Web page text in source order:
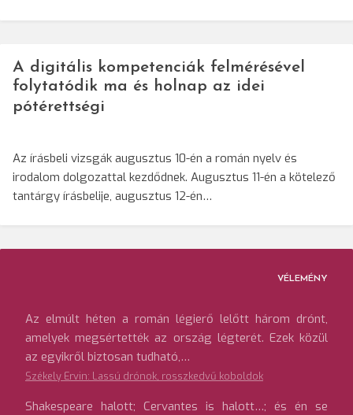
A digitális kompetenciák felmérésével
folytatódik ma és holnap az idei
pótérettségi
Az írásbeli vizsgák augusztus 10-én a román nyelv és
irodalom dolgozattal kezdődnek. Augusztus 11-én a kötelező
tantárgy írásbelije, augusztus 12-én…
VÉLEMÉNY
Az elmúlt héten a román légierő lelőtt három drónt,
amelyek megsértették az ország légterét. Ezek közül
az egyikről biztosan tudható,…
Székely Ervin: Lassú drónok, rosszkedvű koboldok
Shakespeare halott; Cervantes is halott…; és én se